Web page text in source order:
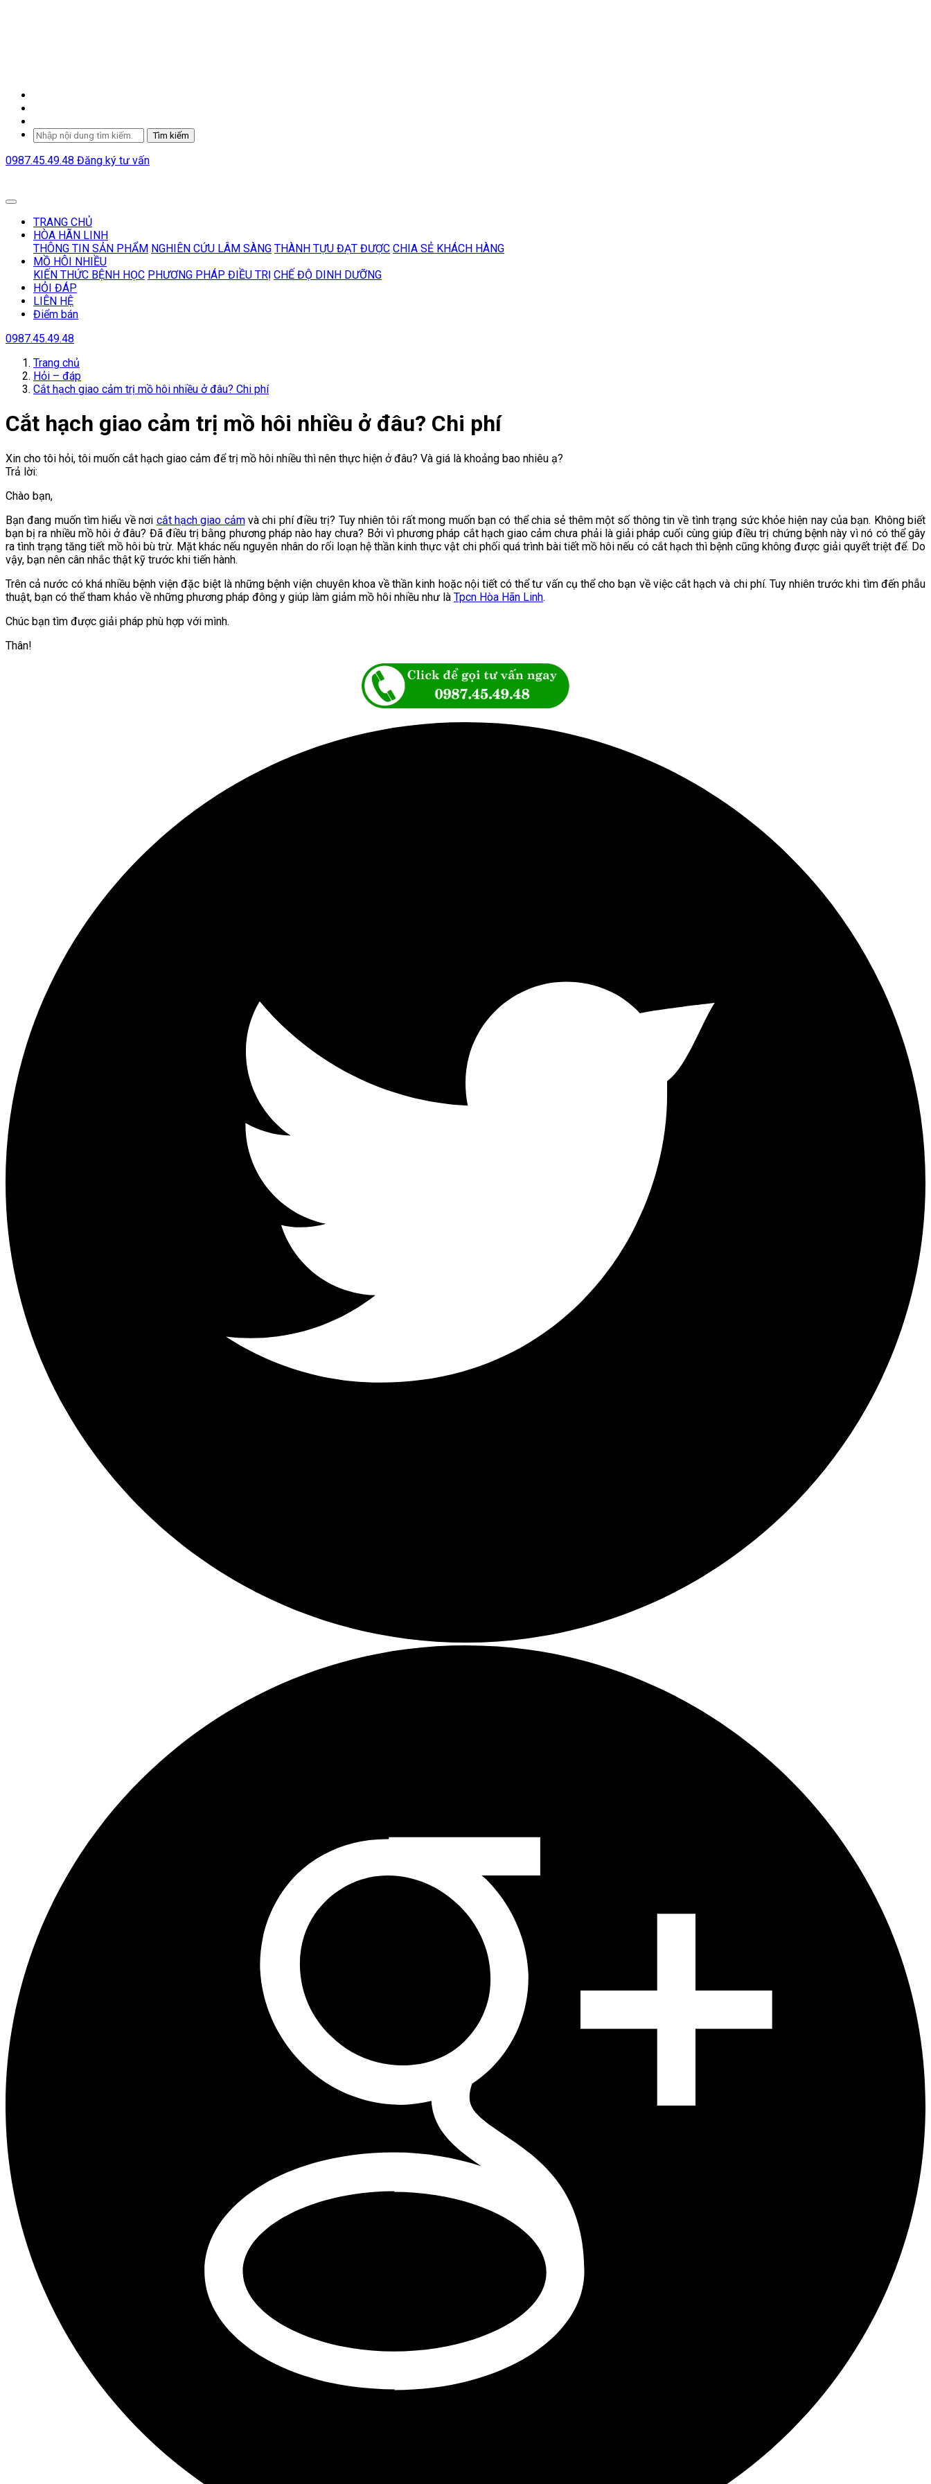
Tìm kiếm
0987.45.49.48 Đăng ký tư vấn
TRANG CHỦ
HÒA HÃN LINH
THÔNG TIN SẢN PHẨM NGHIÊN CỨU LÂM SÀNG THÀNH TỰU ĐẠT ĐƯỢC CHIA SẺ KHÁCH HÀNG
MỒ HÔI NHIỀU
KIẾN THỨC BỆNH HỌC PHƯƠNG PHÁP ĐIỀU TRỊ CHẾ ĐỘ DINH DƯỠNG
HỎI ĐÁP
LIÊN HỆ
Điểm bán
0987.45.49.48
Trang chủ
Hỏi – đáp
Cắt hạch giao cảm trị mồ hôi nhiều ở đâu? Chi phí
Cắt hạch giao cảm trị mồ hôi nhiều ở đâu? Chi phí
Xin cho tôi hỏi, tôi muốn cắt hạch giao cảm để trị mồ hôi nhiều thì nên thực hiện ở đâu? Và giá là khoảng bao nhiêu ạ?
Trả lời:
Chào bạn,
Bạn đang muốn tìm hiểu về nơi cắt hạch giao cảmvà chi phí điều trị? Tuy nhiên tôi rất mong muốn bạn có thể chia sẻ thêm một số thông tin về tình trạng sức khỏe hiện nay của bạn. Không biết
bạn bị ra nhiều mồ hôi ở đâu? Đã điều trị bằng phương pháp nào hay chưa? Bởi vì phương pháp cắt hạch giao cảm chưa phải là giải pháp cuối cùng giúp điều trị chứng bệnh này vì nó có thể gây
ra tình trạng tăng tiết mồ hôi bù trừ. Mặt khác nếu nguyên nhân do rối loạn hệ thần kinh thực vật chi phối quá trình bài tiết mồ hôi nếu có cắt hạch thì bệnh cũng không được giải quyết triệt để. Do
vậy, bạn nên cân nhắc thật kỹ trước khi tiến hành.
Trên cả nước có khá nhiều bệnh viện đặc biệt là những bệnh viện chuyên khoa về thần kinh hoặc nội tiết có thể tư vấn cụ thể cho bạn về việc cắt hạch và chi phí. Tuy nhiên trước khi tìm đến phẫu
thuật, bạn có thể tham khảo về những phương pháp đông y giúp làm giảm mồ hôi nhiều như là Tpcn Hòa Hãn Linh.
Chúc bạn tìm được giải pháp phù hợp với mình.
Thân!